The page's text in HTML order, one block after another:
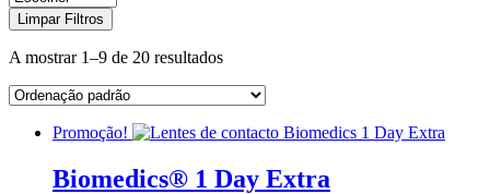
Limpar Filtros
A mostrar 1–9 de 20 resultados
Promoção!
Biomedics® 1 Day Extra